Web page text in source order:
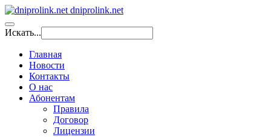
dniprolink.net
Искать...
Главная
Новости
Контакты
О нас
Абонентам
Правила
Договор
Лицензии